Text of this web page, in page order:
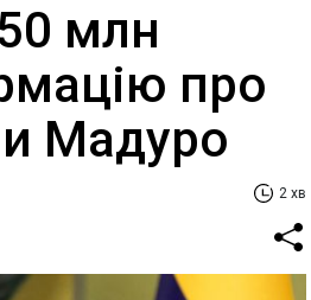
млн
про
Мадуро
2 хв